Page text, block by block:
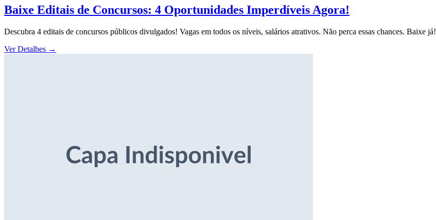
Baixe Editais de Concursos: 4 Oportunidades Imperdíveis Agora!
Descubra 4 editais de concursos públicos divulgados! Vagas em todos os níveis, salários atrativos. Não perca essas chances. Baixe já!
Ver Detalhes →